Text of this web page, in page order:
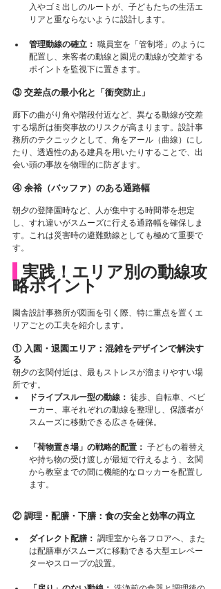
入やゴミ出しのルートが、子どもたちの生活エ
リアと重ならないように設計します。
管理動線の確立： 職員室を「管制塔」のように
配置し、来客者の動線と園児の動線が交差する
ポイントを監視下に置きます。
③ 交差点の最小化と「衝突防止」
廊下の曲がり角や階段付近など、異なる動線が交差
する場所は衝突事故のリスクが高まります。設計事
務所のテクニックとして、角をアール（曲線）にし
たり、透過性のある建具を用いたりすることで、出
会い頭の事故を物理的に防ぎます。
④ 余裕（バッファ）のある通路幅
朝夕の登降園時など、人が集中する時間帯を想定
し、すれ違いがスムーズに行える通路幅を確保しま
す。これは災害時の避難動線としても極めて重要で
す。
実践！エリア別の動線攻
略ポイント
園舎設計事務所が図面を引く際、特に重点を置くエ
リアごとの工夫を紹介します。
① 入園・退園エリア：混雑をデザインで解決す
る
朝夕の玄関付近は、最もストレスが溜まりやすい場
所です。
ドライブスルー型の動線： 徒歩、自転車、ベビ
ーカー、車それぞれの動線を整理し、保護者が
スムーズに移動できる広さを確保。
「荷物置き場」の戦略的配置： 子どもの着替え
や持ち物の受け渡しが最短で行えるよう、玄関
から教室までの間に機能的なロッカーを配置し
ます。
② 調理・配膳・下膳：食の安全と効率の両立
ダイレクト配膳： 調理室から各フロアへ、また
は配膳車がスムーズに移動できる大型エレベー
ターやスロープの設置。